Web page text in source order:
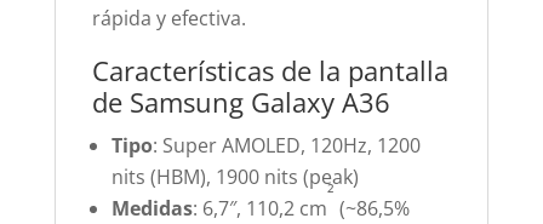
rápida y efectiva.
Características de la pantalla
de Samsung Galaxy A36
Tipo: Super AMOLED, 120Hz, 1200
nits (HBM), 1900 nits (peak)
Medidas: 6,7″, 110,2 cm
²
(~86,5%